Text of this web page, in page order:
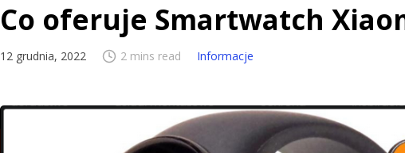
Co oferuje Smartwatch
12 grudnia, 2022 2 mins read Informacje